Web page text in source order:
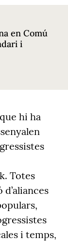
en Comú
i
hi ha
Totes
i temps,